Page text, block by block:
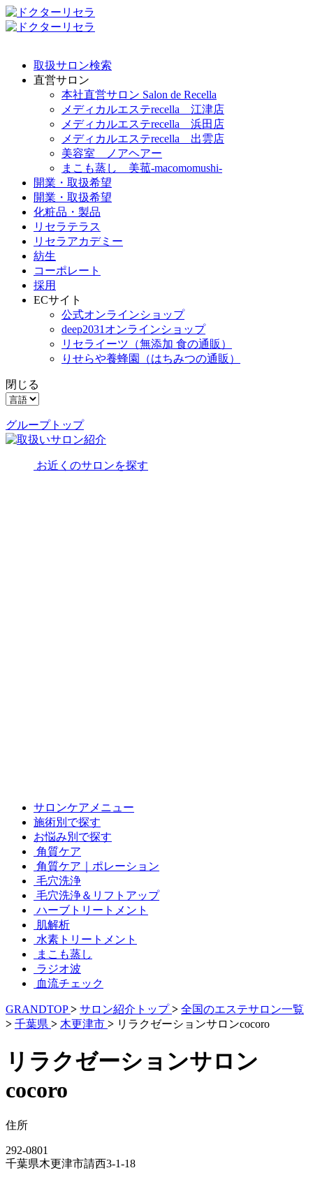
取扱サロン検索
直営サロン
本社直営サロン Salon de Recella
メディカルエステrecella 江津店
メディカルエステrecella 浜田店
メディカルエステrecella 出雲店
美容室 ノアヘアー
まこも蒸し 美菰-macomomushi-
開業・取扱希望
開業・取扱希望
化粧品・製品
リセラテラス
リセラアカデミー
紡生
コーポレート
採用
ECサイト
公式オンラインショップ
deep2031オンラインショップ
リセライーツ （無添加 食の通販）
りせらや養蜂園
（はちみつの通販）
閉じる
グループトップ
お近くのサロンを探す
サロンケアメニュー
施術別で探す
お悩み別で探す
角質ケア
角質ケア｜ポレーション
毛穴洗浄
毛穴洗浄＆リフトアップ
ハーブトリートメント
肌解析
水素トリートメント
まこも蒸し
ラジオ波
血流チェック
GRANDTOP > サロン紹介トップ > 全国のエステサロン一覧
> 千葉県 > 木更津市 > リラクゼーションサロンcocoro
リラクゼーションサロン
cocoro
住所
292-0801
千葉県木更津市請西3-1-18